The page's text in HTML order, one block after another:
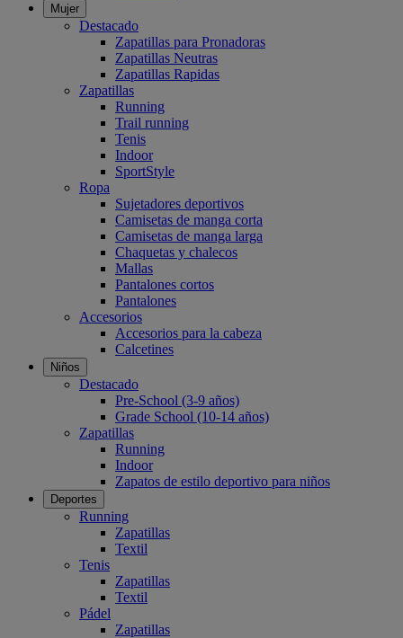
Mujer
Destacado
Zapatillas para Pronadoras
Zapatillas Neutras
Zapatillas Rapidas
Zapatillas
Running
Trail running
Tenis
Indoor
SportStyle
Ropa
Sujetadores deportivos
Camisetas de manga corta
Camisetas de manga larga
Chaquetas y chalecos
Mallas
Pantalones cortos
Pantalones
Accesorios
Accesorios para la cabeza
Calcetines
Niños
Destacado
Pre-School (3-9 años)
Grade School (10-14 años)
Zapatillas
Running
Indoor
Zapatos de estilo deportivo para niños
Deportes
Running
Zapatillas
Textil
Tenis
Zapatillas
Textil
Pádel
Zapatillas